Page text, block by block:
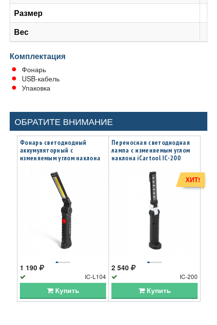
Размер
Вес
Комплектация
Фонарь
USB-кабель
Упаковка
ОБРАТИТЕ ВНИМАНИЕ
Фонарь светодиодный
аккумуляторный с
изменяемым углом наклона
1 190
IC-L104
Купить
Переносная светодиодная
лампа с изменяемым углом
наклона iCartool IC-200
2 540
IC-200
Купить
ХИТ!